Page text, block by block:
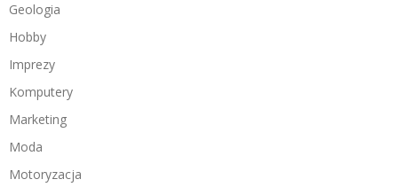
Geologia
Hobby
Imprezy
Komputery
Marketing
Moda
Motoryzacja